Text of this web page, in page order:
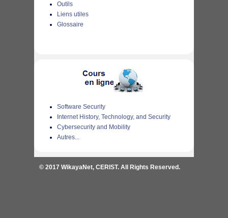
Outils
Liens utiles
Glossaire
Software Security
Internet History, Technology, and Security
Cybersecurity and Mobility
Autres...
© 2017 WikayaNet, CERIST. All Rights Reserved.